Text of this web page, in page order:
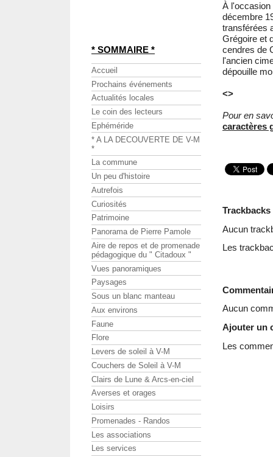
À l'occasion
décembre
transférées
Grégoire et
cendres de
l'ancien
dépouille
<>
Pour en
caractères
Trackbacks
Aucun
Les
Aucun
Ajouter un
Les
* SOMMAIRE *
Accueil
Prochains événements
Actualités locales
Le coin des lecteurs
Ephéméride
* A LA DECOUVERTE DE V-M
*
La commune
Un peu d'histoire
Autrefois
Curiosités
Patrimoine
Panorama de Pierre Pamole
Aire de repos et de promenade
pédagogique du " Citadoux "
Vues panoramiques
Paysages
Sous un blanc manteau
Aux environs
Faune
Flore
Levers de soleil à V-M
Couchers de Soleil à V-M
Clairs de Lune & Arcs-en-ciel
Averses et orages
Loisirs
Promenades - Randos
Les associations
Les services